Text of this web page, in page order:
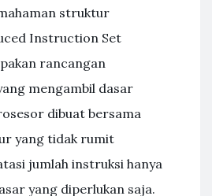
struktur
Instruction Set
rancangan
mengambil dasar
dibuat bersama
yang tidak rumit
jumlah instruksi hanya
yang diperlukan saja.